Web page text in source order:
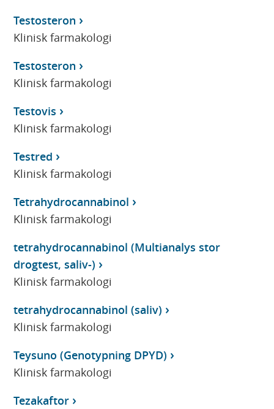
Testosteron
Klinisk farmakologi
Testosteron
Klinisk farmakologi
Testovis
Klinisk farmakologi
Testred
Klinisk farmakologi
Tetrahydrocannabinol
Klinisk farmakologi
tetrahydrocannabinol (Multianalys stor
drogtest, saliv-)
Klinisk farmakologi
tetrahydrocannabinol (saliv)
Klinisk farmakologi
Teysuno (Genotypning DPYD)
Klinisk farmakologi
Tezakaftor